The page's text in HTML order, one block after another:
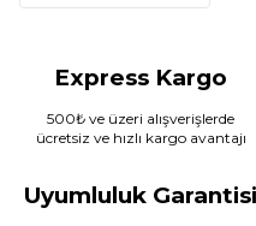
Express Kargo
500₺ ve üzeri alışverişlerde
ücretsiz ve hızlı kargo avantajı
Uyumluluk Garantisi